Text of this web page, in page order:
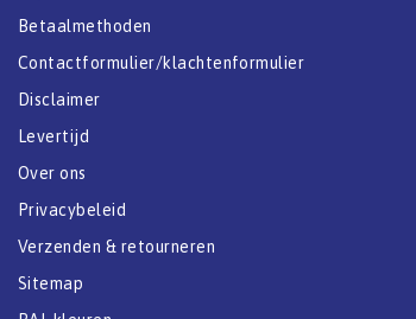
Betaalmethoden
Contactformulier/klachtenformulier
Disclaimer
Levertijd
Over ons
Privacybeleid
Verzenden & retourneren
Sitemap